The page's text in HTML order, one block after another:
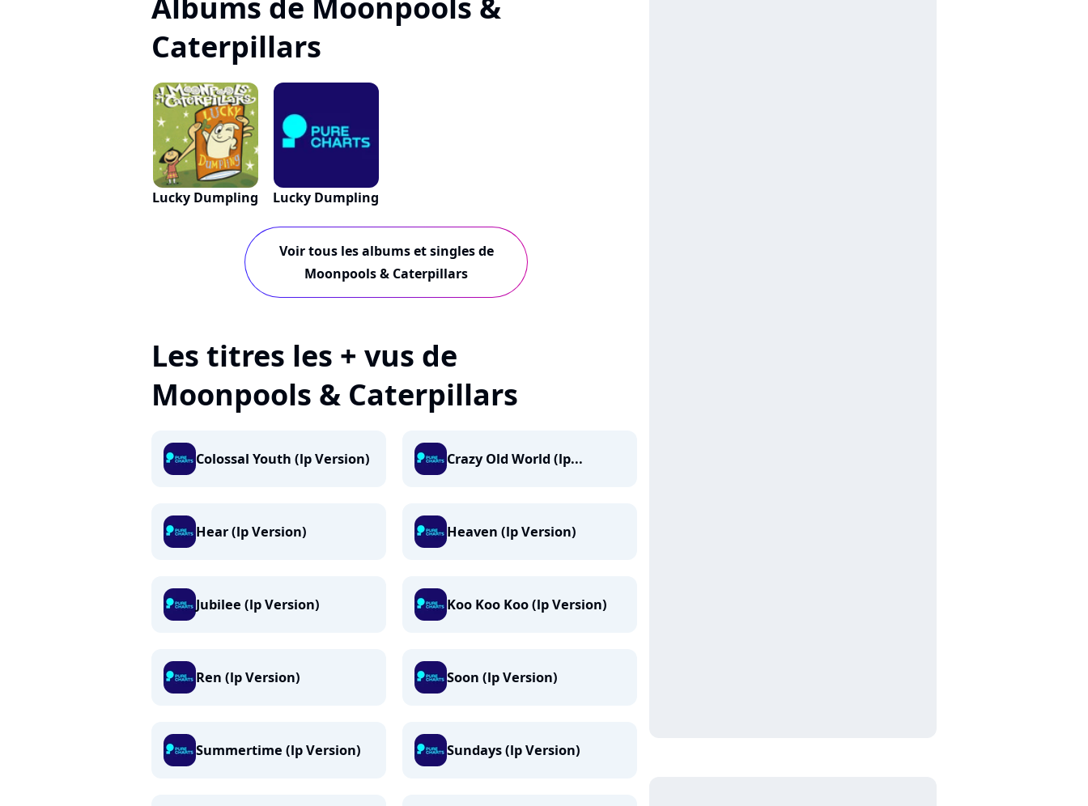
Caterpillars
Lucky Dumpling Lucky Dumpling
Voir tous les albums et singles de
Moonpools & Caterpillars
Les titres les + vus de
Moonpools & Caterpillars
Colossal Youth (lp Version) Crazy Old World (lp...
Hear (lp Version) Heaven (lp Version)
Jubilee (lp Version) Koo Koo Koo (lp Version)
Ren (lp Version) Soon (lp Version)
Summertime (lp Version) Sundays (lp Version)